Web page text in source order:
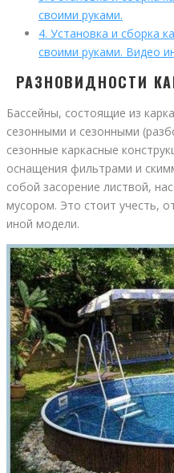
своими руками.
4. Установка и сборка
своими руками. Видео
РАЗНОВИДНОСТИ
Бассейны, состоящие из
сезонными и сезонными
сезонные каркасные
оснащения фильтрами и
собой засорение листвой,
мусором. Это стоит учесть,
иной модели.